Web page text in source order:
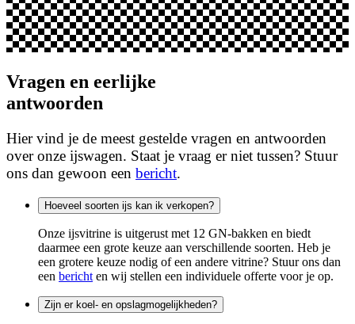
Vragen en eerlijke
antwoorden
Hier vind je de meest gestelde vragen en antwoorden
over onze ijswagen. Staat je vraag er niet tussen? Stuur
ons dan gewoon een bericht.
Hoeveel soorten ijs kan ik verkopen?
Onze ijsvitrine is uitgerust met 12 GN-bakken en biedt
daarmee een grote keuze aan verschillende soorten. Heb je
een grotere keuze nodig of een andere vitrine? Stuur ons dan
een bericht en wij stellen een individuele offerte voor je op.
Zijn er koel- en opslagmogelijkheden?